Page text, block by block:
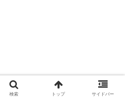
検索 トップ サイドバー